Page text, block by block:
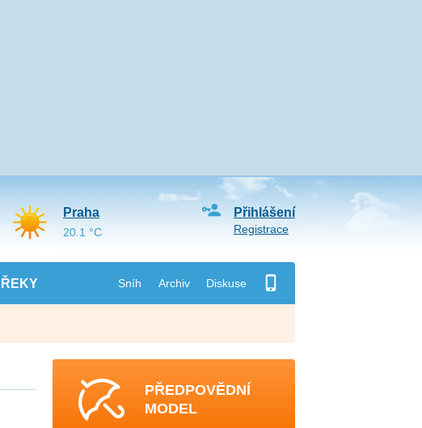
ŘEKY Sníh Archiv Diskuse
Přihlášení
Registrace
Praha
20.1 °C
PŘEDPOVĚDNÍ
MODEL